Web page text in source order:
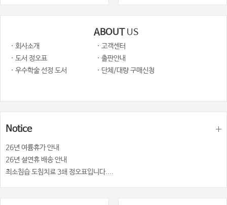
ABOUTUS
· 회사소개
· 고객센터
· 도서 정오표
· 출판안내
· 우수학술 선정 도서
· 단체/대량 구매신청
Notice
26년 여륨휴가 안내
26년 설연휴 배송 안내
최소침습 도침치료 3쇄 정오표입니다....